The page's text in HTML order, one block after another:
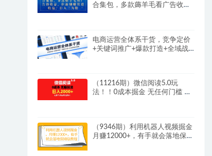
合集包，多款薅羊毛看广告收益
电商运营全体系干货，竞争定价
+关键词推广+爆款打造+全域战
（11216期）微信阅读5.0玩
法！！0成本掘金 无任何门槛 有
（9346期）利用机器人视频掘金
月赚12000+，有手就会落地保姆